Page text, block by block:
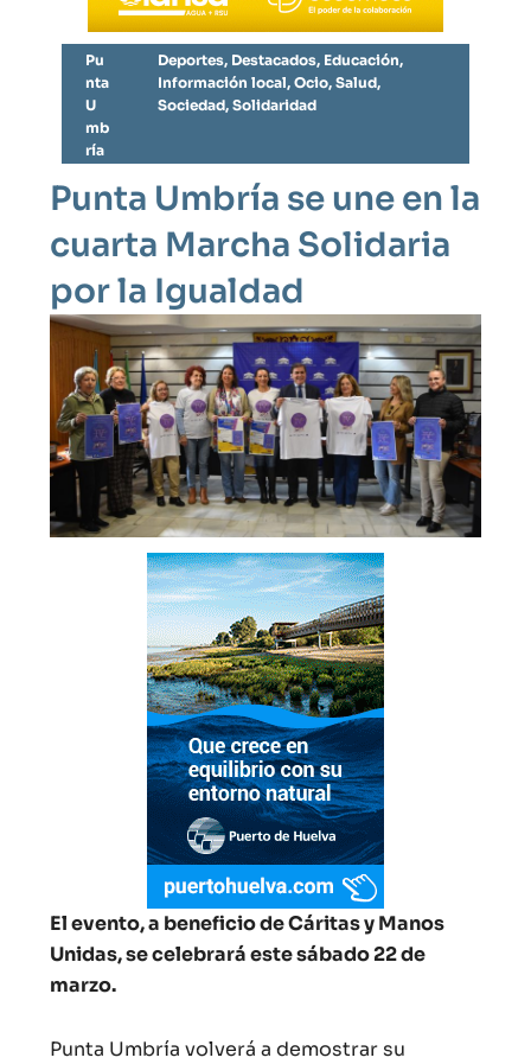
Pu
nta
U
mb
ría
Deportes, Destacados, Educación,
Información local,Ocio,Salud,
Sociedad,Solidaridad
Punta Umbría se une en la
cuarta Marcha Solidaria
por la Igualdad
El evento, a beneficio de Cáritas y Manos
Unidas, se celebrará este sábado 22 de
marzo.
Punta Umbría volverá a demostrar su